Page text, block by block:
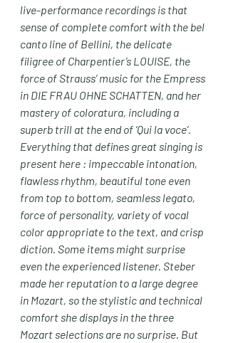
live-performance recordings is that
sense of complete comfort with the bel
canto line of Bellini, the delicate
filigree of Charpentier’s LOUISE, the
force of Strauss’ music for the Empress
in DIE FRAU OHNE SCHATTEN, and her
mastery of coloratura, including a
superb trill at the end of ‘Qui la voce’.
Everything that defines great singing is
present here : impeccable intonation,
flawless rhythm, beautiful tone even
from top to bottom, seamless legato,
force of personality, variety of vocal
color appropriate to the text, and crisp
diction. Some items might surprise
even the experienced listener. Steber
made her reputation to a large degree
in Mozart, so the stylistic and technical
comfort she displays in the three
Mozart selections are no surprise. But